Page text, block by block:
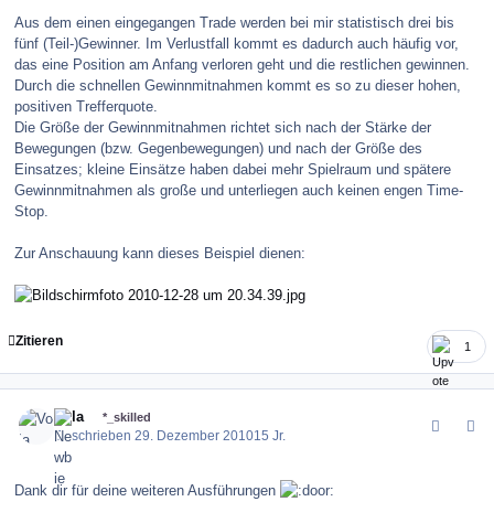
Aus dem einen eingegangen Trade werden bei mir statistisch drei bis
fünf (Teil-)Gewinner. Im Verlustfall kommt es dadurch auch häufig vor,
das eine Position am Anfang verloren geht und die restlichen gewinnen.
Durch die schnellen Gewinnmitnahmen kommt es so zu dieser hohen,
positiven Trefferquote.
Die Größe der Gewinnmitnahmen richtet sich nach der Stärke der
Bewegungen (bzw. Gegenbewegungen) und nach der Größe des
Einsatzes; kleine Einsätze haben dabei mehr Spielraum und spätere
Gewinnmitnahmen als große und unterliegen auch keinen engen Time-
Stop.
Zur Anschauung kann dieses Beispiel dienen:
Zitieren 1
Vola *_skilled
Geschrieben29. Dezember 201015 Jr.
Dank dir für deine weiteren Ausführungen